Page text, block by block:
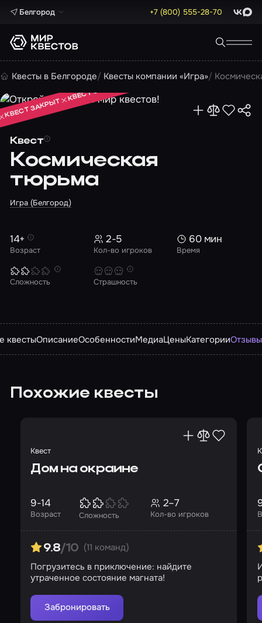
Белгород +7 (800) 555-28-70 Max
Квесты в Белгороде Квесты компании «Игра»
Квест
Космическая
тюрьма
Игра (Белгород)
КВЕСТ ЗАКРЫТ
КВЕСТ ЗАКРЫТ
КВЕСТ ЗАКРЫТ
Возраст
14+
Кол-во игроков
2-5
Время
60 мин
Сложность Страшность
квестыОписаниеОсобенностиМедиаЦеныКатегорииОтзывы
Похожие квесты
Квест
Дом на окраине
Возраст
9-14
Сложность Кол-во игроков
2–7
9.8/10 (11 команд)
Погрузитесь в приключение: найдите
утраченное состояние магната!
Забронировать